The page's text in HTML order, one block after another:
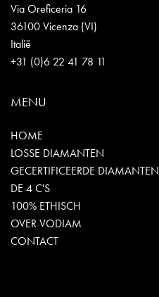
Via Oreficeria 16
36100 Vicenza (VI)
Italië
+31 (0)6 22 41 78 11
MENU
HOME
LOSSE DIAMANTEN
GECERTIFICEERDE DIAMANTEN
DE 4 C'S
100% ETHISCH
OVER VODIAM
CONTACT